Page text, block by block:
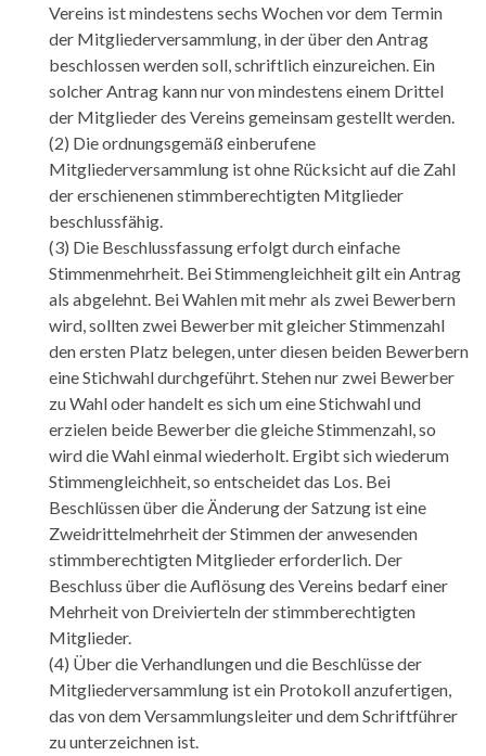
Vereins ist mindestens sechs Wochen vor dem Termin
der Mitgliederversammlung, in der über den Antrag
beschlossen werden soll, schriftlich einzureichen. Ein
solcher Antrag kann nur von mindestens einem Drittel
der Mitglieder des Vereins gemeinsam gestellt werden.
(2) Die ordnungsgemäß einberufene
Mitgliederversammlung ist ohne Rücksicht auf die Zahl
der erschienenen stimmberechtigten Mitglieder
beschlussfähig.
(3) Die Beschlussfassung erfolgt durch einfache
Stimmenmehrheit. Bei Stimmengleichheit gilt ein Antrag
als abgelehnt. Bei Wahlen mit mehr als zwei Bewerbern
wird, sollten zwei Bewerber mit gleicher Stimmenzahl
den ersten Platz belegen, unter diesen beiden Bewerbern
eine Stichwahl durchgeführt. Stehen nur zwei Bewerber
zu Wahl oder handelt es sich um eine Stichwahl und
erzielen beide Bewerber die gleiche Stimmenzahl, so
wird die Wahl einmal wiederholt. Ergibt sich wiederum
Stimmengleichheit, so entscheidet das Los. Bei
Beschlüssen über die Änderung der Satzung ist eine
Zweidrittelmehrheit der Stimmen der anwesenden
stimmberechtigten Mitglieder erforderlich. Der
Beschluss über die Auflösung des Vereins bedarf einer
Mehrheit von Dreivierteln der stimmberechtigten
Mitglieder.
(4) Über die Verhandlungen und die Beschlüsse der
Mitgliederversammlung ist ein Protokoll anzufertigen,
das von dem Versammlungsleiter und dem Schriftführer
zu unterzeichnen ist.